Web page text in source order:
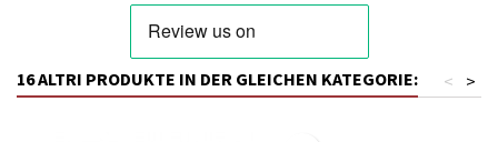
16 ALTRI PRODUKTE IN DER GLEICHEN KATEGORIE: >
<